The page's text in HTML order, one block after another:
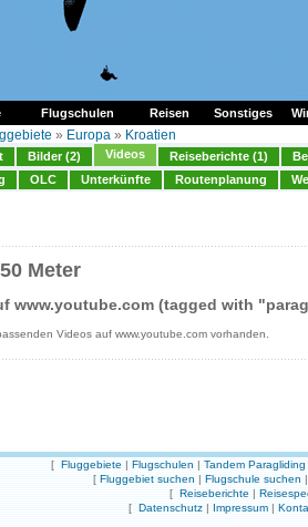
Flugschulen Reisen Sonstiges
» Europa » Kroatien
Bilder (2) Videos Reiseberichte (1)
OLC Unterkünfte Routenplanung
Meter
www.youtube.com (tagged with
Videos auf www.youtube.com vorhanden.
[ Fluggebiete | Flugschulen | Tandem Paragliding
[ Fluggebiet suchen | Flugschule suchen |
[ Reiseberichte |
[ Datenschutz | Impressum |